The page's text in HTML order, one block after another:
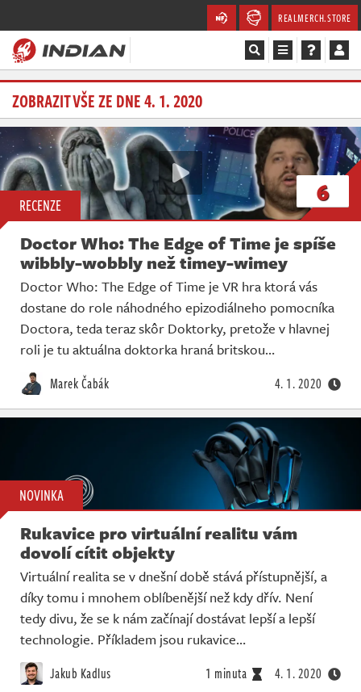
REALMERCH.STORE
Magazín
Recenze
Videa
Soutěže
Databáze
Komunita
Redakce
Živě
ZOBRAZIT VŠE ZE DNE 4. 1. 2020
RECENZE 6
Doctor Who: The Edge of Time je spíše
wibbly-wobbly než timey-wimey
Doctor Who: The Edge of Time je VR hra ktorá vás
dostane do role náhodného epizodiálneho pomocníka
Doctora, teda teraz skôr Doktorky, pretože v hlavnej
roli je tu aktuálna doktorka hraná britskou…
Marek Čabák 4. 1. 2020
NOVINKA
Rukavice pro virtuální realitu vám
dovolí cítit objekty
Virtuální realita se v dnešní době stává přístupnější, a
díky tomu i mnohem oblíbenější než kdy dřív. Není
tedy divu, že se k nám začínají dostávat lepší a lepší
technologie. Příkladem jsou rukavice…
Jakub Kadlus 1 minuta 4. 1. 2020